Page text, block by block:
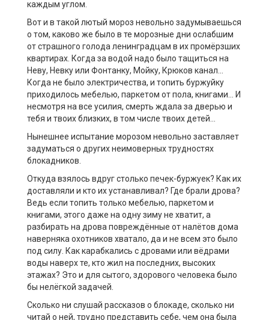
каждым углом.
Вот и в такой лютый мороз невольно задумываешься
о том, каково же было в те морозные дни ослабшим
от страшного голода ленинградцам в их промёрзших
квартирах. Когда за водой надо было тащиться на
Неву, Невку или Фонтанку, Мойку, Крюков канал…
Когда не было электричества, и топить буржуйку
приходилось мебелью, паркетом от пола, книгами… И
несмотря на все усилия, смерть ждала за дверью и
тебя и твоих близких, в том числе твоих детей…
Нынешнее испытание морозом невольно заставляет
задуматься о других неимоверных трудностях
блокадников.
Откуда взялось вдруг столько печек-буржуек? Как их
доставляли и кто их устанавливал? Где брали дрова?
Ведь если топить только мебелью, паркетом и
книгами, этого даже на одну зиму не хватит, а
разбирать на дрова повреждённые от налётов дома
наверняка охотников хватало, да и не всем это было
под силу. Как карабкались с дровами или вёдрами
воды наверх те, кто жил на последних, высоких
этажах? Это и для сытого, здорового человека было
бы нелёгкой задачей.
Сколько ни слушай рассказов о блокаде, сколько ни
читай о ней, трудно представить себе, чем она была